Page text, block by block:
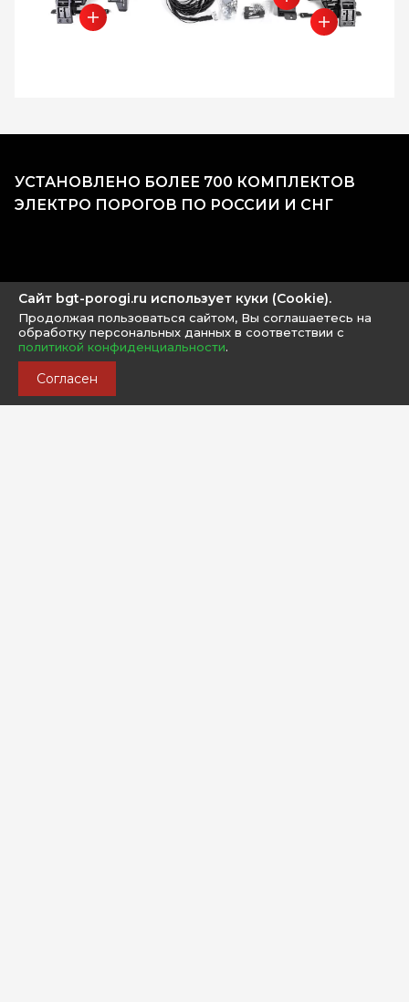
УСТАНОВЛЕНО БОЛЕЕ 700 КОМПЛЕКТОВ
ЭЛЕКТРО ПОРОГОВ ПО РОССИИ И СНГ
Сайт bgt-porogi.ru использует куки (Cookie).
Продолжая пользоваться сайтом, Вы соглашаетесь на
обработку персональных данных в соответствии с
политикой конфиденциальности.
Согласен